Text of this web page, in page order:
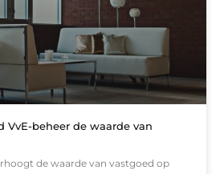
VvE-beheer de waarde van
de waarde van vastgoed op